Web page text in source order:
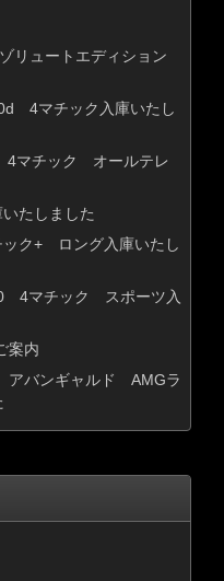
ュートエディション
4マチック入庫いたし
マチック オールテレ
たしました
ク+ ロング入庫いたし
4マチック スポーツ入
案内
バンギャルド AMGラ